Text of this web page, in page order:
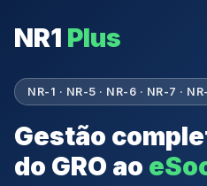
NR1 Plus
NR-1 · NR-5 · NR-6 · NR-7 ·
Gestão
do GRO ao